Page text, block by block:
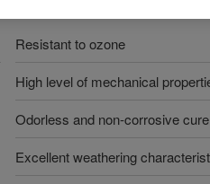
Resistant to ozone
High level of mechanical
Odorless and non-corrosive cure
Excellent weathering